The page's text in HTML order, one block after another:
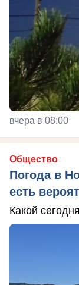
вчера в 08:00
Общество
Погода в
есть
Какой